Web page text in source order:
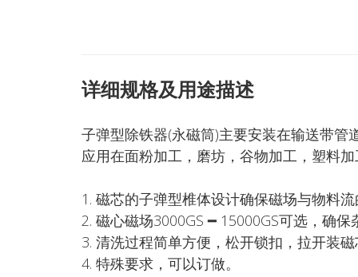
详细规格及用途描述
子弹型除铁器(永磁筒)主要安装在输送带
应用在面粉加工，磨坊，谷物加工，塑料
1. 磁芯的子弹型椎体设计确保磁场与物料
2. 磁心磁场3000GS ━ 15000GS可选，确
3. 清洗过程简单方便，松开锁扣，拉开装
4. 特殊要求，可以订做。